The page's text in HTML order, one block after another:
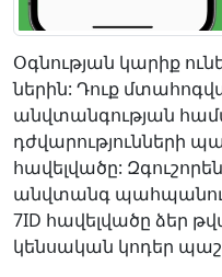
Օգնության կարիք
ներին: Դուք
անվտանգության
դժվարությունների
հավելվածը:
անվտանգ
7ID հավելվածը ձեր
կենսական կոդեր